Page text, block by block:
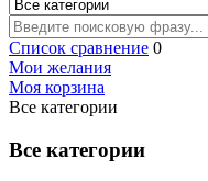
Список сравнение 0
Мои желания
Моя корзина
Все категории
Все категории